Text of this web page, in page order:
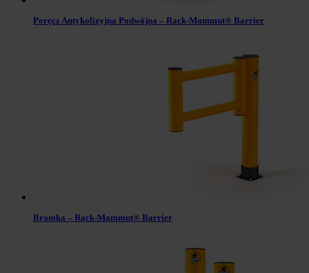
Poręcz Antykolizyjna Podwójna – Rack-Mammut® Barrier
Bramka – Rack-Mammut® Barrier